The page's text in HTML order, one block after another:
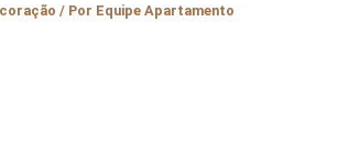
/ Por Equipe Apartamento